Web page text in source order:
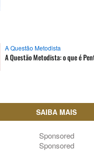
A Questão Metodista
A Questão Metodista: o que é
SAIBA MAIS
Sponsored
Sponsored